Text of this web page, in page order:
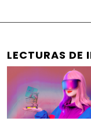
LECTURAS DE